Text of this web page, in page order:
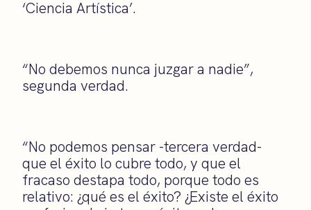
‘Ciencia Artística’.
“No debemos nunca juzgar a nadie”,
segunda verdad.
“No podemos pensar -tercera verdad-
que el éxito lo cubre todo, y que el
fracaso destapa todo, porque todo es
relativo: ¿qué es el éxito? ¿Existe el éxito